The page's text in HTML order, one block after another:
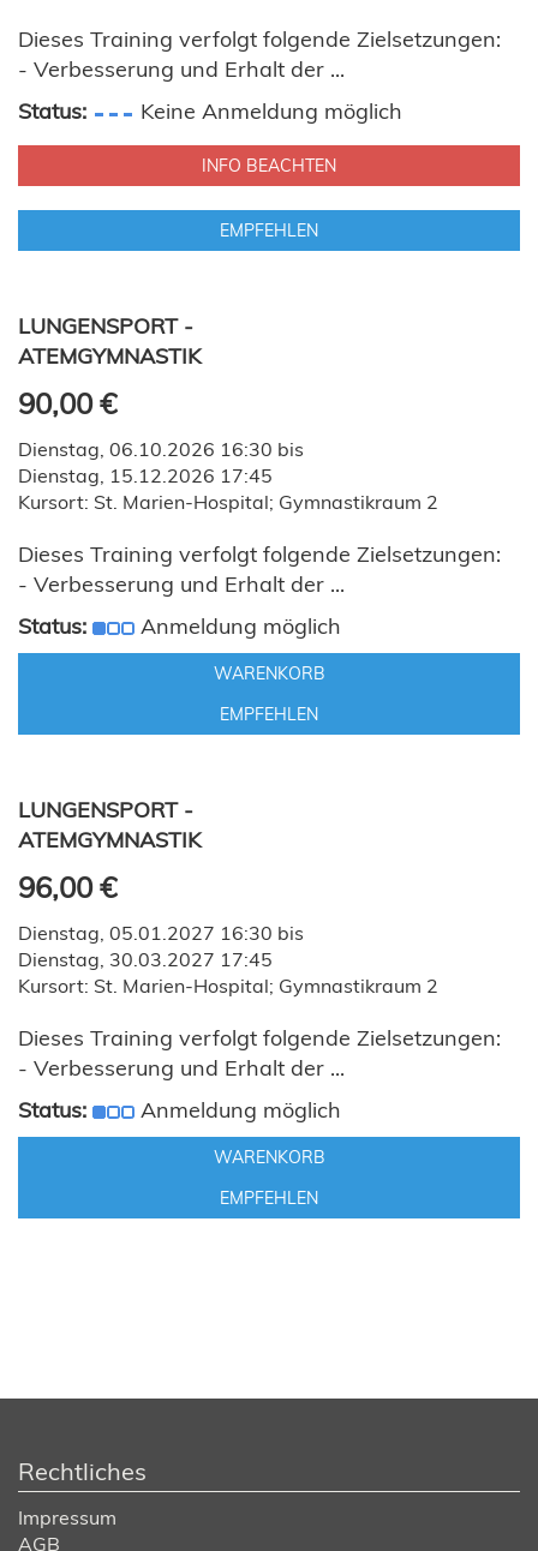
Dieses Training verfolgt folgende Zielsetzungen:
- Verbesserung und Erhalt der ...
Status:
Keine Anmeldung möglich
INFO BEACHTEN
EMPFEHLEN
LUNGENSPORT -
ATEMGYMNASTIK
90,00 €
Dienstag, 06.10.2026 16:30 bis
Dienstag, 15.12.2026 17:45
Kursort: St. Marien-Hospital; Gymnastikraum 2
Dieses Training verfolgt folgende Zielsetzungen:
- Verbesserung und Erhalt der ...
Status:
Anmeldung möglich
WARENKORB
EMPFEHLEN
LUNGENSPORT -
ATEMGYMNASTIK
96,00 €
Dienstag, 05.01.2027 16:30 bis
Dienstag, 30.03.2027 17:45
Kursort: St. Marien-Hospital; Gymnastikraum 2
Dieses Training verfolgt folgende Zielsetzungen:
- Verbesserung und Erhalt der ...
Status:
Anmeldung möglich
WARENKORB
EMPFEHLEN
Rechtliches
Impressum
AGB